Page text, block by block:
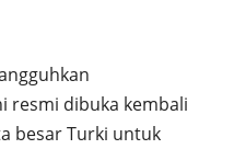
resmi dibuka kembali
besar Turki untuk